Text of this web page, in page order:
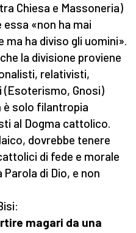
Chiesa e Massoneria)
«non ha mai
ha diviso gli uomini».
la divisione proviene
relativisti,
Gnosi)
è solo filantropia
al Dogma cattolico.
dovrebbe tenere
di fede e morale
di Dio, e non
magari da una